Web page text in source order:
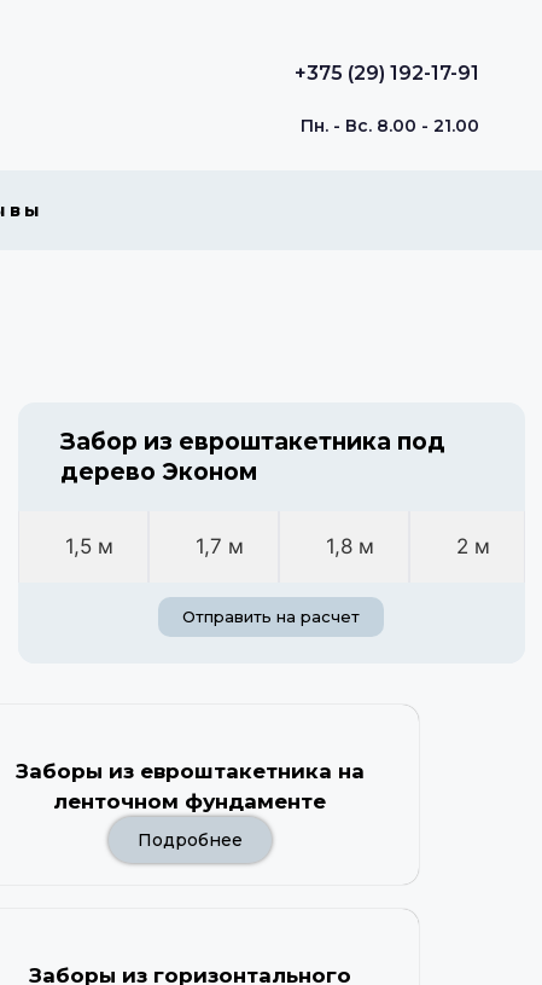
+375 (29) 192-17-91
Пн. - Вс. 8.00 - 21.00
Забор из евроштакетника под
дерево Эконом
1,5 м 1,7 м 1,8 м 2 м
Отправить на расчет
Заборы из евроштакетника на
ленточном фундаменте
Подробнее
Заборы из горизонтального